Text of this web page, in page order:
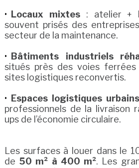
Locaux mixtes: atelier +
souvent prisés des
secteur de la maintenance.
Bâtiments industriels
situés près des voies ferrées
sites logistiques reconvertis.
Espaces logistiques urbains
professionnels de la livraison
ups de l’économie circulaire.
Les surfaces à louer dans le
de 50 m² à 400 m². Les